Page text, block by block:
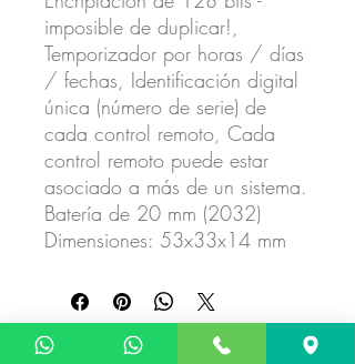
imposible de duplicar!, ​
Temporizador por horas / días
/ fechas, ​Identificación digital
única (número de serie) de
cada control remoto, ​Cada
control remoto puede estar
asociado a más de un sistema.
Batería de 20 mm (2032) ​
Dimensiones: 53x33x14 mm
No hay reseñas todavía